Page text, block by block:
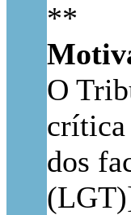
**
O
crítica
dos